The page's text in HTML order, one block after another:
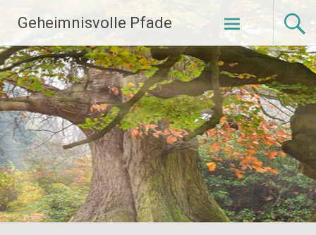
Inhalt
springen
Geheimnisvolle Pfade